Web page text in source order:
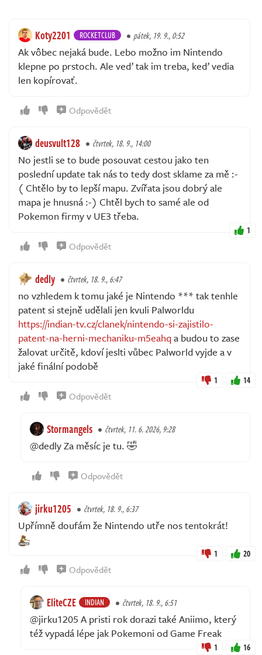
Koty2201 ROCKETCLUB pátek, 19. 9., 0:52
Ak vôbec nejaká bude. Lebo možno im Nintendo
klepne po prstoch. Ale veď tak im treba, keď vedia
len kopírovať.
Odpovědět
deusvult128 čtvrtek, 18. 9., 14:00
No jestli se to bude posouvat cestou jako ten
poslední update tak nás to tedy dost sklame za mě :-
( Chtělo by to lepší mapu. Zvířata jsou dobrý ale
mapa je hnusná :-) Chtěl bych to samé ale od
Pokemon firmy v UE3 třeba.
1
Odpovědět
dedly čtvrtek, 18. 9., 6:47
no vzhledem k tomu jaké je Nintendo *** tak tenhle
patent si stejně udělali jen kvuli Palworldu
https://indian-tv.cz/clanek/nintendo-si-zajistilo-
patent-na-herni-mechaniku-m5eahqa budou to zase
žalovat určitě, kdoví jeslti vůbec Palworld vyjde a v
jaké finální podobě
1 14
Odpovědět
Stormangels čtvrtek, 11. 6. 2026, 9:28
@dedly Za měsíc je tu. 🤣
Odpovědět
jirku1205 čtvrtek, 18. 9., 6:37
Upřímně doufám že Nintendo utře nos tentokrát!
1 20
Odpovědět
EliteCZE INDIAN čtvrtek, 18. 9., 6:51
@jirku1205 A pristi rok dorazi také Aniimo, který
též vypadá lépe jak Pokemoni od Game Freak
1 16